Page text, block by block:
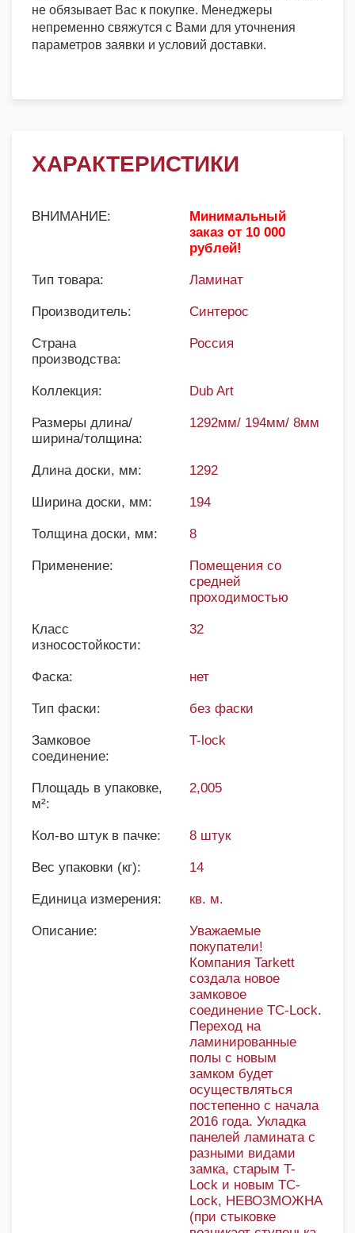
не обязывает Вас к покупке. Менеджеры
непременно свяжутся с Вами для уточнения
параметров заявки и условий доставки.
ХАРАКТЕРИСТИКИ
ВНИМАНИЕ:
Минимальный
заказ от 10 000
рублей!
Тип товара: Ламинат
Производитель: Синтерос
Страна
производства:
Россия
Коллекция: Dub Art
Размеры длина/
ширина/толщина:
1292мм/ 194мм/ 8мм
Длина доски, мм: 1292
Ширина доски, мм: 194
Толщина доски, мм: 8
Применение:
Помещения со
средней
проходимостью
Класс
износостойкости:
32
Фаска: нет
Тип фаски: без фаски
Замковое
соединение:
T-lock
Площадь в упаковке,
м²:
2,005
Кол-во штук в пачке: 8 штук
Вес упаковки (кг): 14
Единица измерения: кв. м.
Описание:
Уважаемые
покупатели!
Компания Tarkett
создала новое
замковое
соединение TC-Lock.
Переход на
ламинированные
полы с новым
замком будет
осуществляться
постепенно с начала
2016 года. Укладка
панелей ламината с
разными видами
замка, старым T-
Lock и новым TC-
Lock, НЕВОЗМОЖНА
(при стыковке